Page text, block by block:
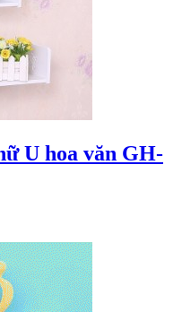
U hoa văn GH-